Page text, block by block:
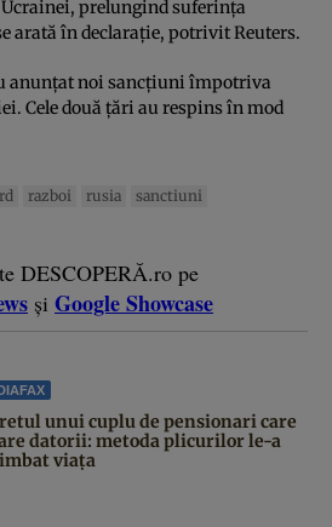
prelungind suferința
arată în declarație, potrivit Reuters.
anunțat noi sancțiuni împotriva
Cele două țări au respins în mod
razboi rusia sanctiuni
DESCOPERĂ.ro pe
și Google Showcase
unui cuplu de pensionari care
datorii: metoda plicurilor le-a
viața